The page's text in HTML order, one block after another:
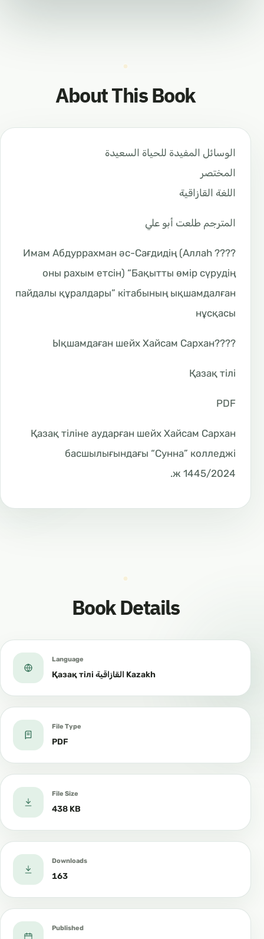
About This Book
الوسائل المفيدة للحياة السعيدة
المختصر
اللغة القازاقية
المترجم طلعت أبو علي
???? Имам Абдуррахман әс-Сағдидің (Аллаһ
оны рахым етсін) “Бақытты өмір сүрудің
пайдалы құралдары” кітабының ықшамдалған
нұсқасы
????Ықшамдаған шейх Хайсам Сархан
Қазақ тілі
PDF
Қазақ тіліне аударған шейх Хайсам Сархан
басшылығындағы “Сунна” колледжі
1445/2024 ж.
Book Details
Language
Қазақ тілі القازاقية Kazakh
File Type
PDF
File Size
438 KB
Downloads
163
Published